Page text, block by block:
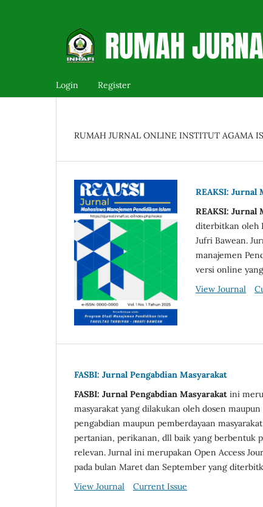
Login Register
RUMAH JURNAL ONLINE INSTITUT AGAMA
REAKSI: Jurnal
REAKSI: Jurnal
diterbitkan oleh
Jufri Bawean.
manajemen
versi online
View Journal
FASBI: Jurnal Pengabdian Masyarakat
FASBI: Jurnal Pengabdian Masyarakat ini
masyarakat yang dilakukan oleh dosen
pengabdian maupun pemberdayaan
pertanian, perikanan, dll baik yang berbentuk
relevan. Jurnal ini merupakan Open Access
pada bulan Maret dan September yang
View Journal
Current Issue